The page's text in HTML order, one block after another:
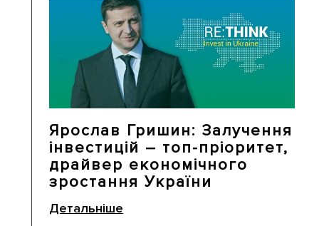
Ярослав Гришин: Залучення
інвестицій – топ-пріоритет,
драйвер економічного
зростання України
Детальніше